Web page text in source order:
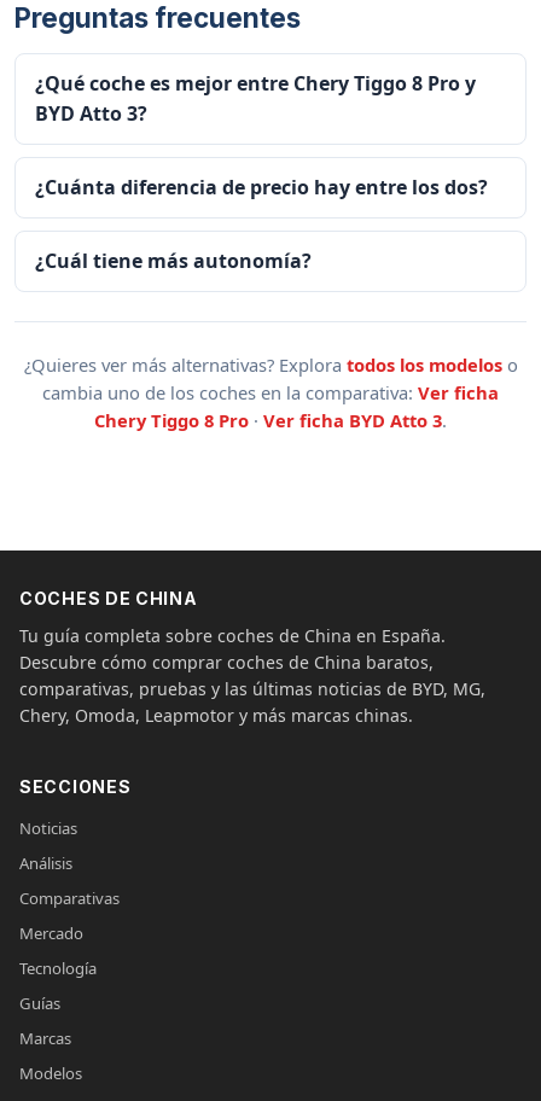
Preguntas frecuentes
¿Qué coche es mejor entre Chery Tiggo 8 Pro y
BYD Atto 3?
¿Cuánta diferencia de precio hay entre los dos?
¿Cuál tiene más autonomía?
¿Quieres ver más alternativas? Explora todos los modeloso
cambia uno de los coches en la comparativa: Ver ficha
Chery Tiggo 8 Pro · Ver ficha BYD Atto 3.
COCHES DE CHINA
Tu guía completa sobre coches de China en España.
Descubre cómo comprar coches de China baratos,
comparativas, pruebas y las últimas noticias de BYD, MG,
Chery, Omoda, Leapmotor y más marcas chinas.
SECCIONES
Noticias
Análisis
Comparativas
Mercado
Tecnología
Guías
Marcas
Modelos